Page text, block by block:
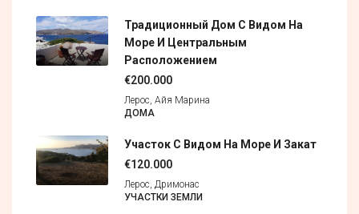
Традиционный Дом С Видом На
Море И Центральным
Расположением
€200.000
Лерос, Айя Марина
ДОМА
Участок С Видом На Море И Закат
€120.000
Лерос, Дримонас
УЧАСТКИ ЗЕМЛИ